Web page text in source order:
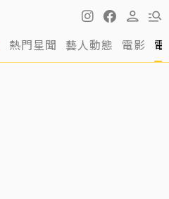
熱門星聞 藝人動態 電影